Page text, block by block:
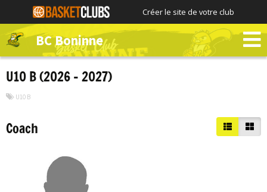
Créer le site de votre club
BC Boninne
U10 B (2026 – 2027)
U10 B
Coach